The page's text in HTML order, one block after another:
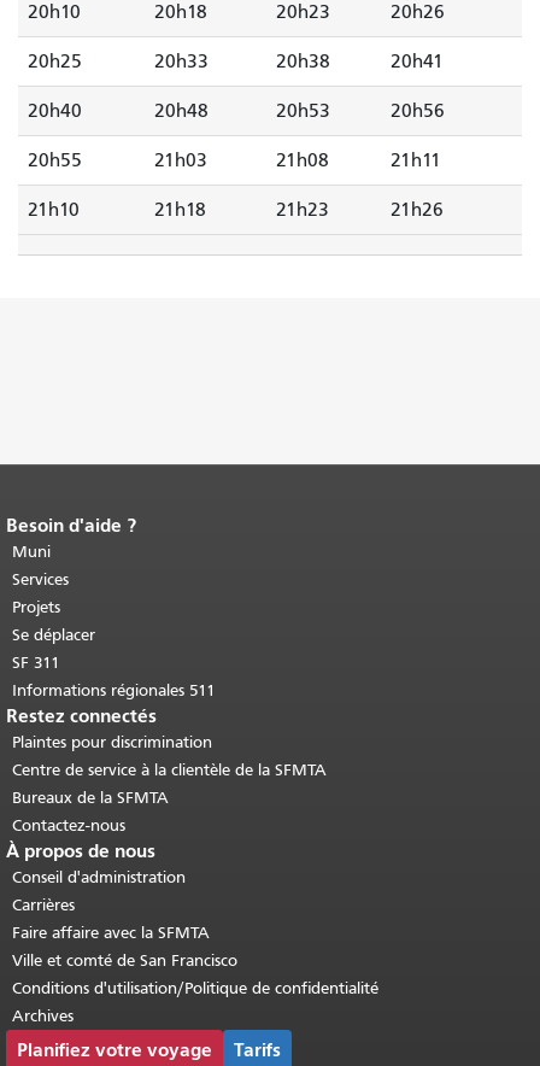
20h10 20h18 20h23 20h26
20h25 20h33 20h38 20h41
20h40 20h48 20h53 20h56
20h55 21h03 21h08 21h11
21h10 21h18 21h23 21h26
Fin du contenu de la page.
cette page se répète sur chaque page.
Retour au haut du contenu principal
Besoin d'aide ?
Muni
Services
Projets
Se déplacer
SF 311
Informations régionales 511
Restez connectés
Plaintes pour discrimination
Centre de service à la clientèle de la SFMTA
Bureaux de la SFMTA
Contactez-nous
À propos de nous
Conseil d'administration
Carrières
Faire affaire avec la SFMTA
Ville et comté de San Francisco
Conditions d'utilisation/Politique de confidentialité
Archives
Planifiez votre voyage Tarifs